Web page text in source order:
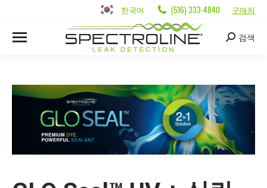
한국어 (516) 333-4840 구매처
검색